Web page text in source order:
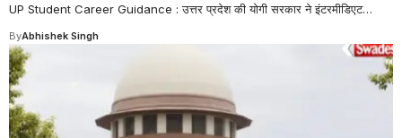
UP Student Career Guidance : उत्तर प्रदेश की योगी सरकार ने इंटरमीडिएट…
ByAbhishek Singh